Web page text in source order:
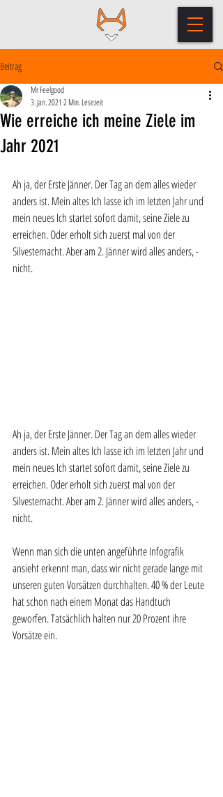
Beitrag
Wie erreiche ich meine Ziele im
Jahr 2021
Mr Feelgood
3. Jan. 2021 2 Min. Lesezeit
Ah ja, der Erste Jänner. Der Tag an dem alles wieder
anders ist. Mein altes Ich lasse ich im letzten Jahr und
mein neues Ich startet sofort damit, seine Ziele zu
erreichen. Oder erholt sich zuerst mal von der
Silvesternacht. Aber am 2. Jänner wird alles anders, -
nicht.
Ah ja, der Erste Jänner. Der Tag an dem alles wieder
anders ist. Mein altes Ich lasse ich im letzten Jahr und
mein neues Ich startet sofort damit, seine Ziele zu
erreichen. Oder erholt sich zuerst mal von der
Silvesternacht. Aber am 2. Jänner wird alles anders, -
nicht.
Wenn man sich die unten angeführte Infografik
ansieht erkennt man, dass wir nicht gerade lange mit
unseren guten Vorsätzen durchhalten. 40 % der Leute
hat schon nach einem Monat das Handtuch
geworfen. Tatsächlich halten nur 20 Prozent ihre
Vorsätze ein.